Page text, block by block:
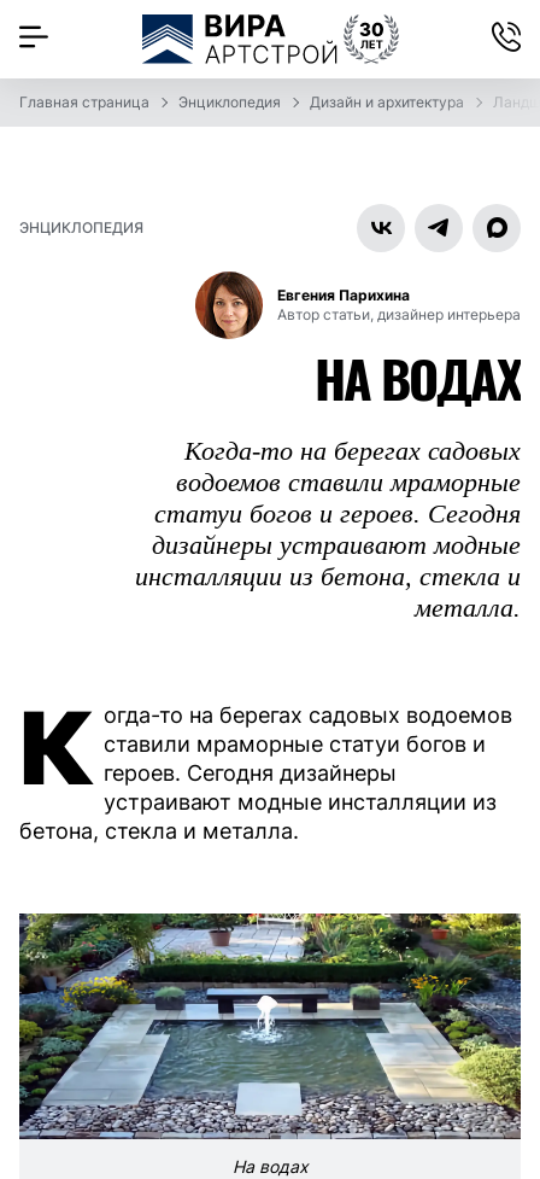
Главная страница Энциклопедия Дизайн и архитектура
ЭНЦИКЛОПЕДИЯ
Евгения Парихина
Автор статьи, дизайнер интерьера
НА ВОДАХ
Когда-то на берегах садовых
водоемов ставили мраморные
статуи богов и героев. Сегодня
дизайнеры устраивают модные
инсталляции из бетона, стекла и
металла.
К огда-то на берегах садовых водоемов
ставили мраморные статуи богов и
героев. Сегодня дизайнеры
устраивают модные инсталляции из
бетона, стекла и металла.
На водах